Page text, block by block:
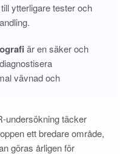
ytterligare tester och
är en säker och
vävnad och
undersökning täcker
ett bredare område,
göras årligen för